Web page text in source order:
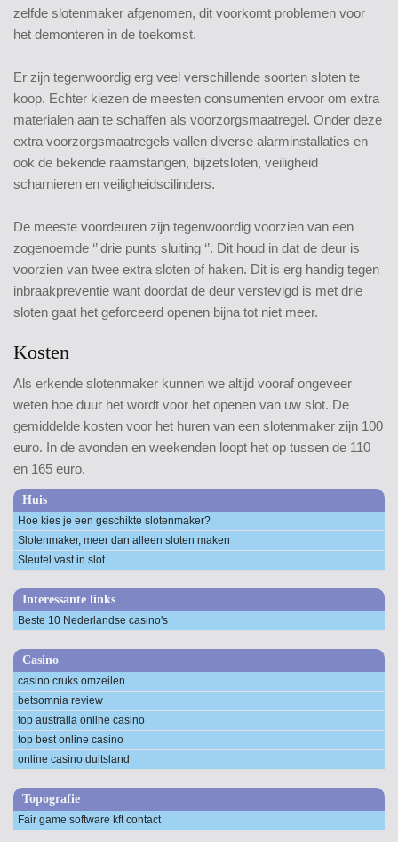
zelfde slotenmaker afgenomen, dit voorkomt problemen voor
het demonteren in de toekomst.
Er zijn tegenwoordig erg veel verschillende soorten sloten te
koop. Echter kiezen de meesten consumenten ervoor om extra
materialen aan te schaffen als voorzorgsmaatregel. Onder deze
extra voorzorgsmaatregels vallen diverse alarminstallaties en
ook de bekende raamstangen, bijzetsloten, veiligheid
scharnieren en veiligheidscilinders.
De meeste voordeuren zijn tegenwoordig voorzien van een
zogenoemde ‘’ drie punts sluiting ‘’. Dit houd in dat de deur is
voorzien van twee extra sloten of haken. Dit is erg handig tegen
inbraakpreventie want doordat de deur verstevigd is met drie
sloten gaat het geforceerd openen bijna tot niet meer.
Kosten
Als erkende slotenmaker kunnen we altijd vooraf ongeveer
weten hoe duur het wordt voor het openen van uw slot. De
gemiddelde kosten voor het huren van een slotenmaker zijn 100
euro. In de avonden en weekenden loopt het op tussen de 110
en 165 euro.
Huis
Hoe kies je een geschikte slotenmaker?
Slotenmaker, meer dan alleen sloten maken
Sleutel vast in slot
Interessante links
Beste 10 Nederlandse casino's
Casino
casino cruks omzeilen
betsomnia review
top australia online casino
top best online casino
online casino duitsland
Topografie
Fair game software kft contact